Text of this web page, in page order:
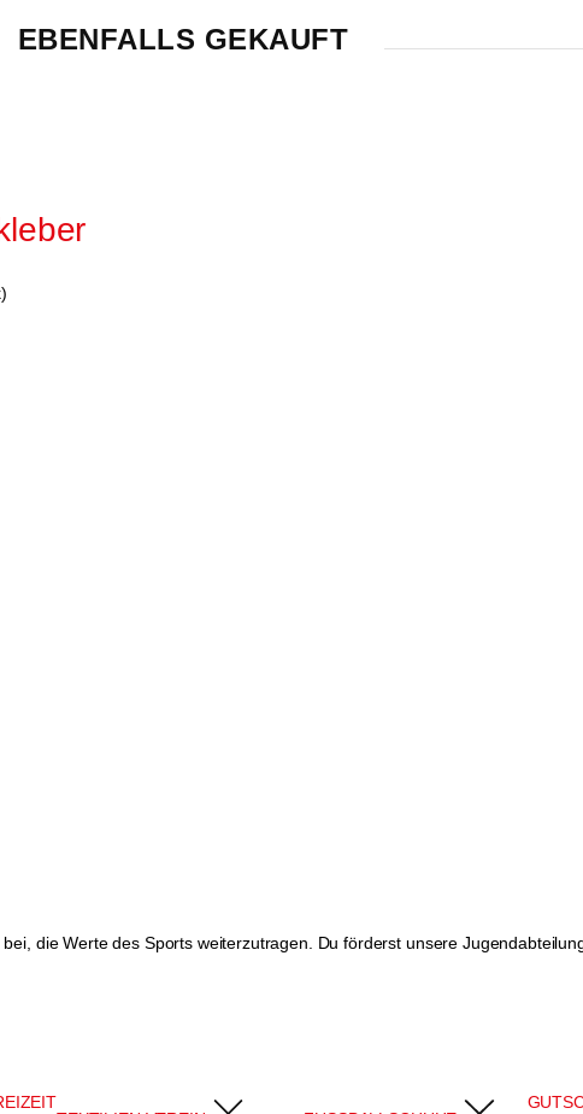
EBENFALLS GEKAUFT
die Werte des Sports weiterzutragen. Du förderst unsere